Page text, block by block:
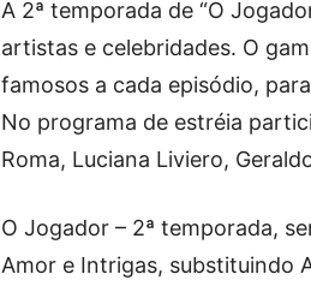
A 2ª temporada de “O
artistas e celebridades. O
famosos a cada episódio,
No programa de estréia
Roma, Luciana Liviero,
O Jogador – 2ª temporada,
Amor e Intrigas, substituindo